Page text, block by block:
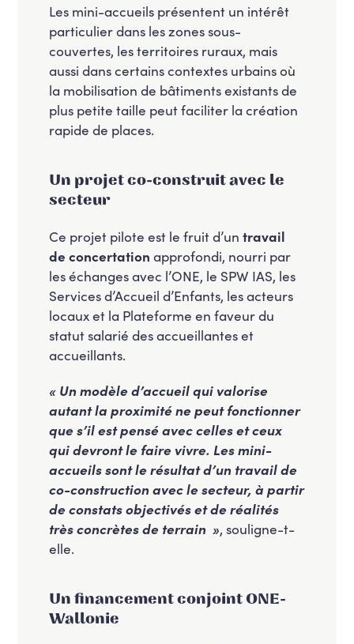
Les mini-accueils présentent un intérêt
particulier dans les zones sous-
couvertes, les territoires ruraux, mais
aussi dans certains contextes urbains où
la mobilisation de bâtiments existants de
plus petite taille peut faciliter la création
rapide de places.
Un projet co-construit avec le
secteur
Ce projet pilote est le fruit d’untravail
de concertation approfondi, nourri par
les échanges avec l’ONE, le SPW IAS, les
Services d’Accueil d’Enfants, les acteurs
locaux et la Plateforme en faveur du
statut salarié des accueillantes et
accueillants.
« Un modèle d’accueil qui valorise
autant la proximité ne peut fonctionner
que s’il est pensé avec celles et ceux
qui devront le faire vivre. Les mini-
accueils sont le résultat d’un travail de
co-construction avec le secteur, à partir
de constats objectivés et de réalités
très concrètes de terrain », souligne-t-
elle.
Un financement conjoint ONE-
Wallonie